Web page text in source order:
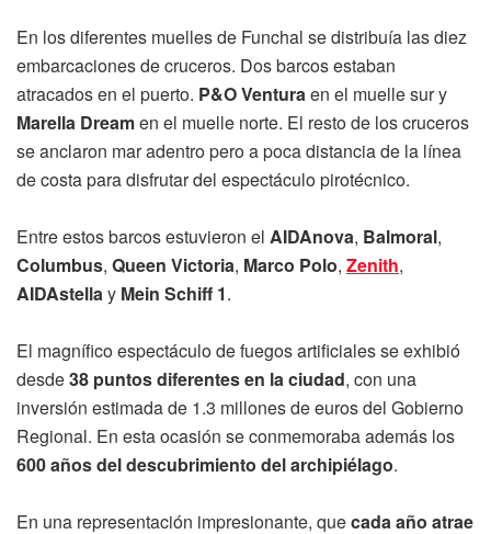
En los diferentes muelles de Funchal se distribuía las diez
embarcaciones de cruceros. Dos barcos estaban
atracados en el puerto. P&O Venturaen el muelle sur y
Marella Dreamen el muelle norte. El resto de los cruceros
se anclaron mar adentro pero a poca distancia de la línea
de costa para disfrutar del espectáculo pirotécnico.
Entre estos barcos estuvieron el AIDAnova, Balmoral,
Columbus, Queen Victoria, Marco Polo, Zenith,
AIDAstellay Mein Schiff 1.
El magnífico espectáculo de fuegos artificiales se exhibió
desde38 puntos diferentes en la ciudad, con una
inversión estimada de 1.3 millones de euros del Gobierno
Regional. En esta ocasión se conmemoraba además los
600 años del descubrimiento del archipiélago.
En una representación impresionante, quecada año atrae